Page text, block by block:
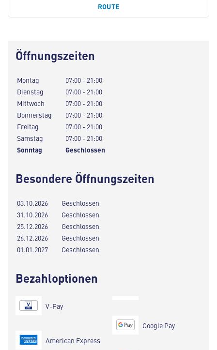
ROUTE
Öffnungszeiten
Montag
07:00 - 21:00
Dienstag
07:00 - 21:00
Mittwoch
07:00 - 21:00
Donnerstag
07:00 - 21:00
Freitag
07:00 - 21:00
Samstag
07:00 - 21:00
Sonntag
Geschlossen
Besondere Öffnungszeiten
03.10.2026
Geschlossen
31.10.2026
Geschlossen
25.12.2026
Geschlossen
26.12.2026
Geschlossen
01.01.2027
Geschlossen
Bezahloptionen
V-Pay
American Express
Google Pay